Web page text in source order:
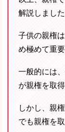
解説しまし
子供の親権
め極めて重要
一般的には
が親権を取
しかし、親
でも親権を